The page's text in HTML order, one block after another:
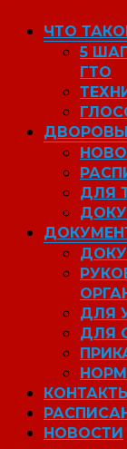
ЧТО
5
ГТО
ДЛЯ
ДЛЯ
ДЛЯ
НОВОСТИ